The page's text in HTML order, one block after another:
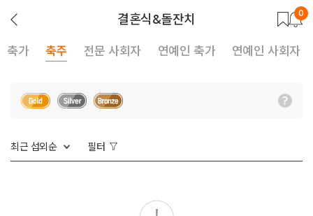
결혼식&돌잔치
뒤
로
기
0
축가 축주 전문 사회자 연예인 축가 연예인 사회자
최근 섭외순 필터